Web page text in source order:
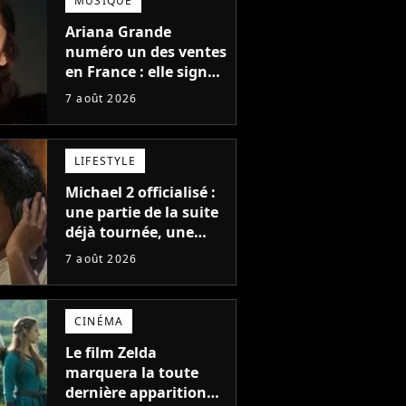
est
la
d'un petit
Jean-Marc Généreux et
Shy'm au photocall de
la saison 10 de
Ariana Grande
numéro un des ventes
en France : elle signe
le meilleur démarrage
son album Petal
7 août 2026
LIFESTYLE
Michael 2 officialisé :
une partie de la suite
déjà tournée, une
sortie possible en
7 août 2026
CINÉMA
Le film Zelda
marquera la toute
dernière apparition